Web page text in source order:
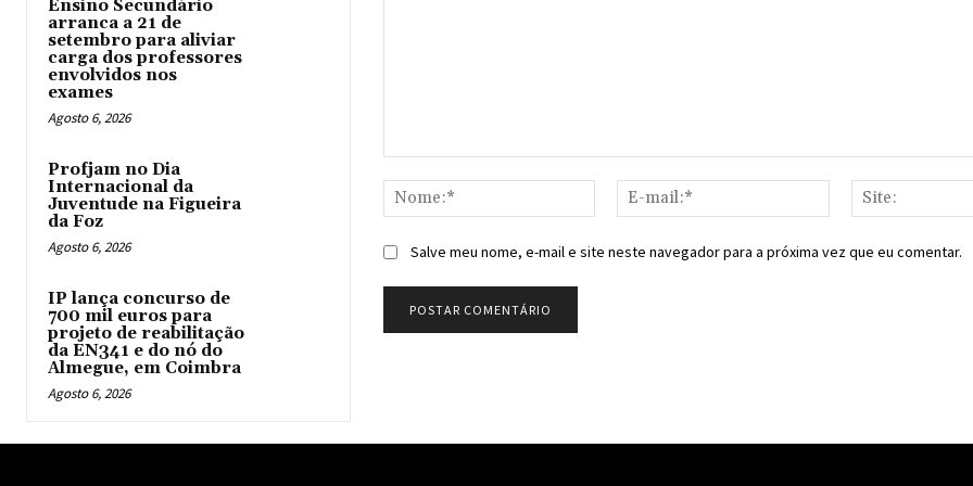
Ensino Secundário
arranca a 21 de
setembro para aliviar
carga dos professores
envolvidos nos
exames
Agosto 6, 2026
Profjam no Dia
Internacional da
Juventude na Figueira
da Foz
Agosto 6, 2026
IP lança concurso de
700 mil euros para
projeto de reabilitação
da EN341 e do nó do
Almegue, em Coimbra
Agosto 6, 2026
Nome:*
mail:*
Salve meu nome, e-mail e site neste navegador para a próxima vez que eu comentar.